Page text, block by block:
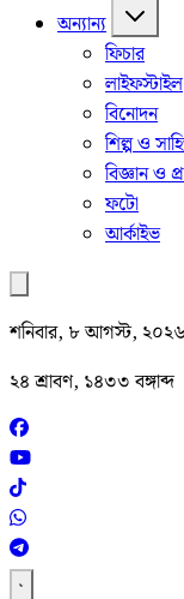
অন্যান্য
ফিচার
লাইফস্টাইল
বিনোদন
শিল্প ও
বিজ্ঞান ও
ফটো
আর্কাইভ
শনিবার, ৮ আগস্ট, ২০২৬
২৪ শ্রাবণ, ১৪৩৩ বঙ্গাব্দ